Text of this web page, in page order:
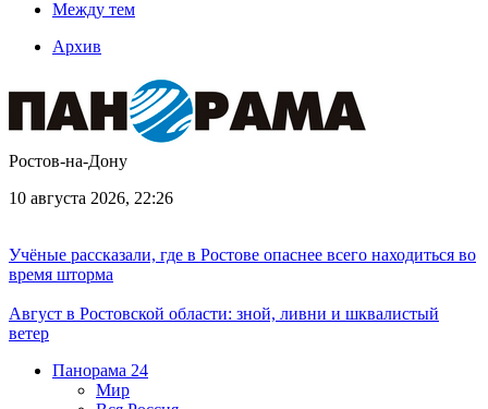
Между тем
Архив
Ростов-на-Дону
10 августа 2026, 22:26
Учёные рассказали, где в Ростове опаснее всего находиться во
время шторма
Август в Ростовской области: зной, ливни и шквалистый
ветер
Панорама 24
Мир